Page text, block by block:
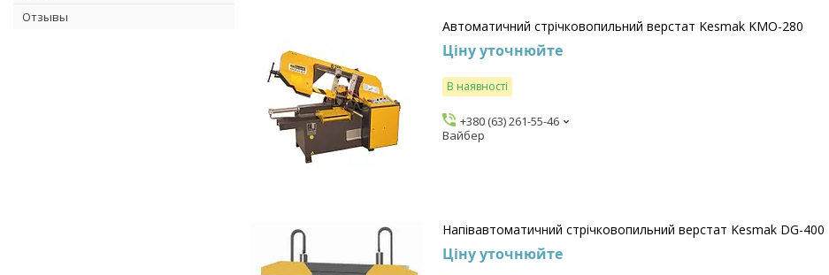
Отзывы
Автоматичний стрічковопильний верстат Kesmak KMO-280
Ціну уточнюйте
В наявності
+380 (63) 261-55-46
Вайбер
Напівавтоматичний стрічковопильний верстат Kesmak DG-400
Ціну уточнюйте